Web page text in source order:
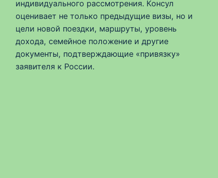
индивидуального рассмотрения. Консул
оценивает не только предыдущие визы, но и
цели новой поездки, маршруты, уровень
дохода, семейное положение и другие
документы, подтверждающие «привязку»
заявителя к России.